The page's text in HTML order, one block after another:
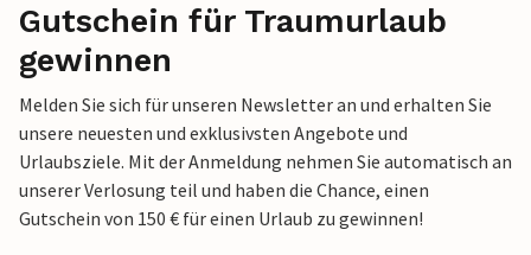
Gutschein für Traumurlaub
gewinnen
Melden Sie sich für unseren Newsletter an und erhalten Sie
unsere neuesten und exklusivsten Angebote und
Urlaubsziele. Mit der Anmeldung nehmen Sie automatisch an
unserer Verlosung teil und haben die Chance, einen
Gutschein von 150 € für einen Urlaub zu gewinnen!